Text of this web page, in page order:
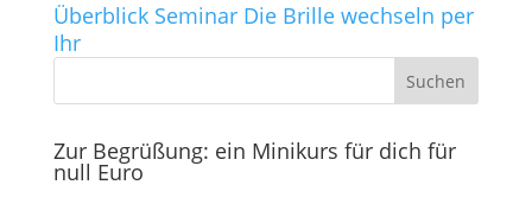
Überblick Seminar Die Brille wechseln per
Ihr
Zur Begrüßung: ein Minikurs für dich für
null Euro